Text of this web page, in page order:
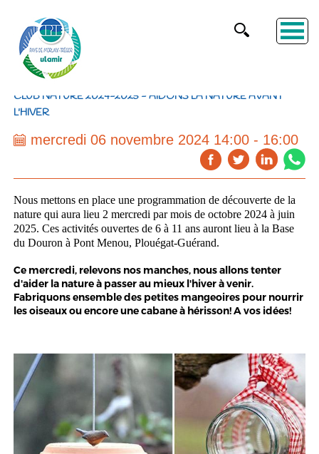
CLUB NATURE 2024-2025 - AIDONS LA NATURE AVANT
L'HIVER
mercredi 06 novembre 2024 14:00 - 16:00
Nous mettons en place une programmation de découverte de la
nature qui aura lieu 2 mercredi par mois de octobre 2024 à juin
2025. Ces activités ouvertes de 6 à 11 ans auront lieu à la Base
du Douron à Pont Menou, Plouégat-Guérand.
Ce mercredi, relevons nos manches, nous allons tenter
d'aider la nature à passer au mieux l'hiver à venir.
Fabriquons ensemble des petites mangeoires pour nourrir
les oiseaux ou encore une cabane à hérisson! A vos idées!